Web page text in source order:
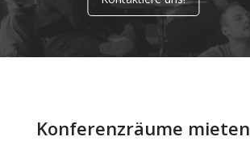
Konferenzräume mieten